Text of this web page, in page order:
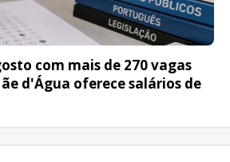
com mais de 270 vagas
d'Água oferece salários de